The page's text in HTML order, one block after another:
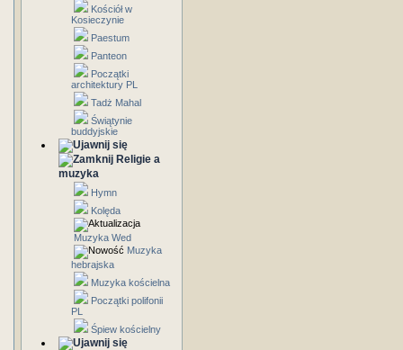
Kościół w
Kosieczynie
Paestum
Panteon
Początki
architektury PL
Tadż Mahal
Świątynie
buddyjskie
Religie a
muzyka
Hymn
Kolęda
Muzyka Wed
Muzyka
hebrajska
Muzyka kościelna
Początki polifonii
PL
Śpiew kościelny